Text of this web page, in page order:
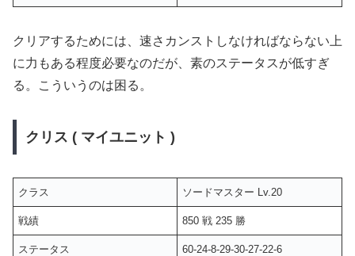
クリアするためには、速さカンストしなければならない上
に力もある程度必要なのだが、素のステータスが低すぎ
る。こういうのは困る。
クリス ( マイユニット )
クラス ソードマスター Lv.20
戦績 850 戦 235 勝
ステータス 60-24-8-29-30-27-22-6